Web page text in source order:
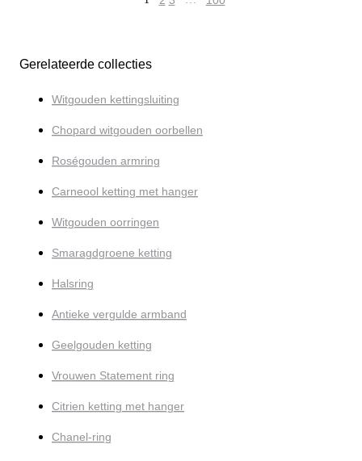
Gerelateerde collecties
Witgouden kettingsluiting
Chopard witgouden oorbellen
Roségouden armring
Carneool ketting met hanger
Witgouden oorringen
Smaragdgroene ketting
Halsring
Antieke vergulde armband
Geelgouden ketting
Vrouwen Statement ring
Citrien ketting met hanger
Chanel-ring